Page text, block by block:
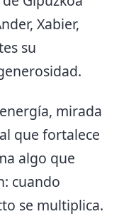
Xabier,
su
mirada
que fortalece
algo que
cuando
se multiplica.